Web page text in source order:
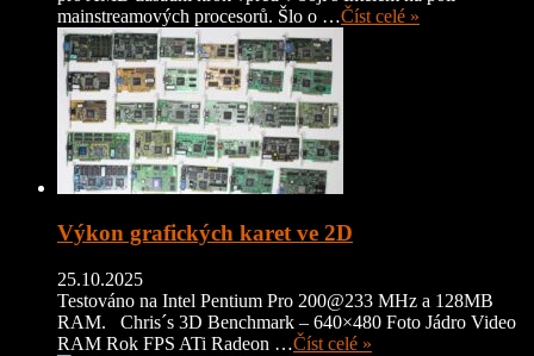
mainstreamových procesorů. Šlo o …Číst celé »
Výkon grafických karet ve 2D
25.10.2025
Testováno na Intel Pentium Pro 200@233 MHz a 128MB
RAM. Chris´s 3D Benchmark – 640×480 Foto Jádro Video
RAM Rok FPS ATi Radeon …Číst celé »